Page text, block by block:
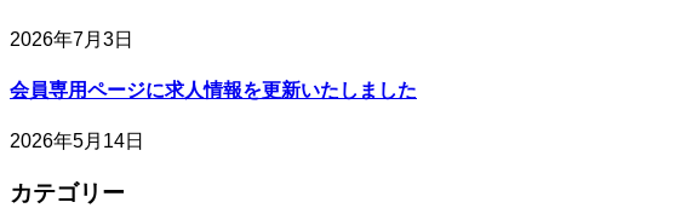
2026年7月3日
会員専用ページに求人情報を更新いたしました
2026年5月14日
カテゴリー